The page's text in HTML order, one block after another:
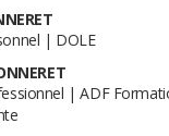
| DOLE
| ADF